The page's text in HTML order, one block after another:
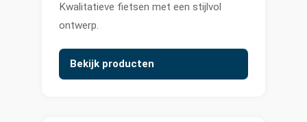
Kwalitatieve fietsen met een stijlvol
ontwerp.
Bekijk producten